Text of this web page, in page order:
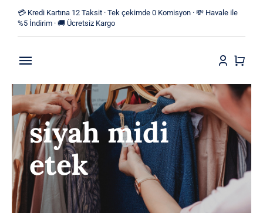
content
💳 Kredi Kartına 12 Taksit · Tek çekimde 0 Komisyon · 💸 Havale ile
%5 İndirim · 🚚 Ücretsiz Kargo
Toggle
Navigation
Anasayfa
Mağaza
Yeni Ürünler
Kategoriler
siyah midi
etek